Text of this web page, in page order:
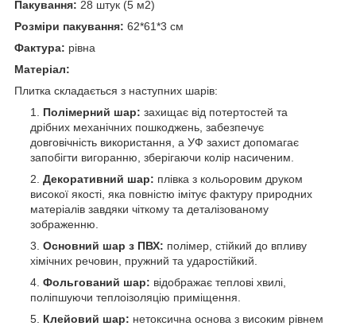
Пакування: 28 штук (5 м2)
Розміри пакування: 62*61*3 см
Фактура: рівна
Матеріал:
Плитка складається з наступних шарів:
Полімерний шар: захищає від потертостей та
дрібних механічних пошкоджень, забезпечує
довговічність використання, а УФ захист допомагає
запобігти вигоранню, зберігаючи колір насиченим.
Декоративний шар: плівка з кольоровим друком
високої якості, яка повністю імітує фактуру природних
матеріалів завдяки чіткому та деталізованому
зображенню.
Основний шар з ПВХ: полімер, стійкий до впливу
хімічних речовин, пружний та ударостійкий.
Фольгований шар: відображає теплові хвилі,
поліпшуючи теплоізоляцію приміщення.
Клейовий шар: нетоксична основа з високим рівнем